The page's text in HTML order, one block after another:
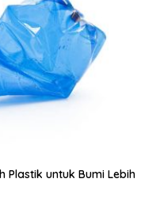
Plastik untuk Bumi Lebih